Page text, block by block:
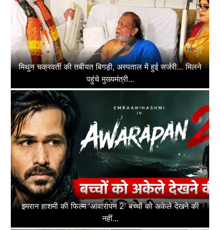
मिथुन चक्रवर्ती की तबीयत बिगड़ी, अस्पताल में हुई सर्जरी… मिलने
पहुंचे मुख्यमंत्री...
इमरान हाशमी की फिल्म 'आवारापन 2' बच्चों को अकेले देखने की
नहीं...